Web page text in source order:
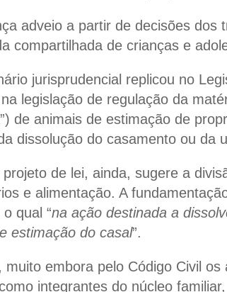
adveio a partir de decisões dos
compartilhada de crianças e
jurisprudencial replicou no
legislação de regulação da
de animais de estimação de
dissolução do casamento ou da
projeto de lei, ainda, sugere a
e alimentação. A
qual “na ação destinada a
estimação do casal”.
muito embora pelo Código Civil os
integrantes do núcleo